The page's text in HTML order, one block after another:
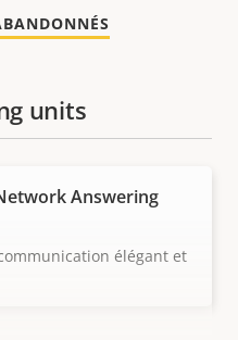
units
Answering
élégant et